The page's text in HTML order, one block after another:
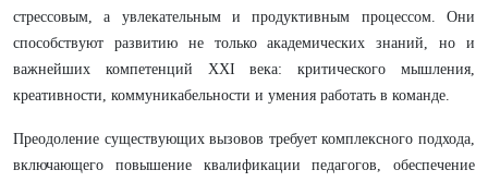
стрессовым, а увлекательным и продуктивным процессом. Они
способствуют развитию не только академических знаний, но и
важнейших компетенций XXI века: критического мышления,
креативности, коммуникабельности и умения работать в команде.
Преодоление существующих вызовов требует комплексного подхода,
включающего повышение квалификации педагогов, обеспечение